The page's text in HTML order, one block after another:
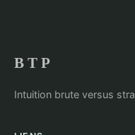
B T P
Intuition brute versus